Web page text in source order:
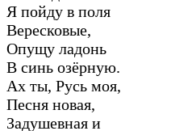
Я пойду в поля
Вересковые,
Опущу ладонь
В синь озёрную.
Ах ты, Русь моя,
Песня новая,
Задушевная и